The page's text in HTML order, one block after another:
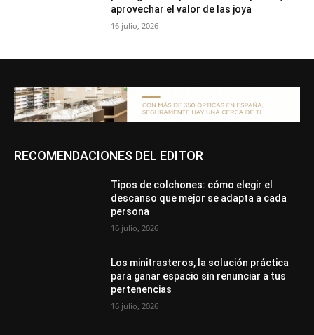
aprovechar el valor de las joya
16 julio, 2026
RECOMENDACIONES DEL EDITOR
Tipos de colchones: cómo elegir el
descanso que mejor se adapta a cada
persona
16 julio, 2026
Los minitrasteros, la solución práctica
para ganar espacio sin renunciar a tus
pertenencias
16 julio, 2026